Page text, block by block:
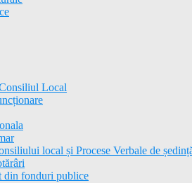
Local
local și Procese Verbale de
din fonduri publice